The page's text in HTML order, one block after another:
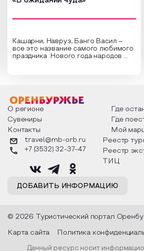
Кашарни, Навруз, Банго Васил –
все это название самого любимого
праздника Нового года народов
о том, как встречают новый год в
разных уголках страны, какие
обряды совершают на удачу и
благополучие, в чем схожи и
различаются традиции. Кто такой
Дед Мороз и откуда он пришел, как
его называют в разных уголках
страны и как появились елочные
О регионе
Где
Сувениры
Где
Контакты
Мой
ДОБАВИТЬ ИНФОРМАЦИЮ
travel@mb-orb.ru
+7 (3532) 32-37-47
Реестр
Реестр
ТИЦ
© 2026 Туристический портал
Карта сайта Политика
Данный ресурс носит